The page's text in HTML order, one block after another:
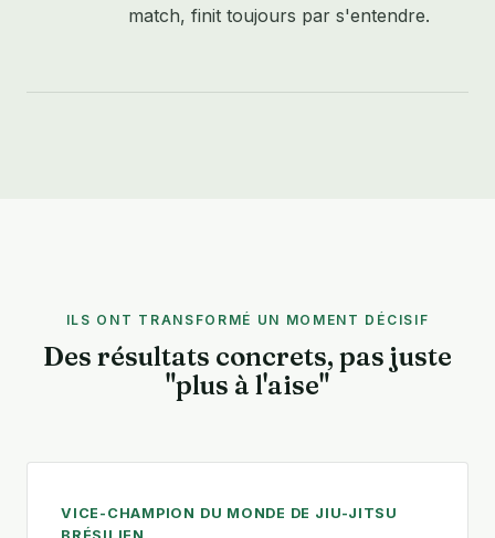
match, finit toujours par s'entendre.
ILS ONT TRANSFORMÉ UN MOMENT DÉCISIF
Des résultats concrets, pas juste
"plus à l'aise"
VICE-CHAMPION DU MONDE DE JIU-JITSU